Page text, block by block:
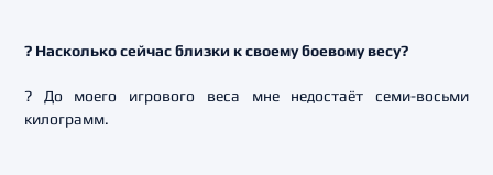
? Насколько сейчас близки к своему боевому весу?
? До моего игрового веса мне недостаёт семи-восьми
килограмм.